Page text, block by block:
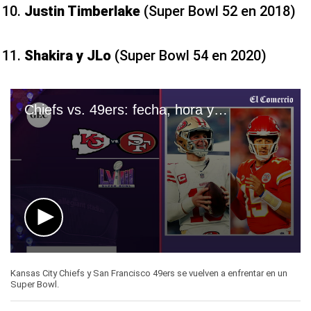
Justin Timberlake (Super Bowl 52 en 2018)
Shakira y JLo (Super Bowl 54 en 2020)
Chiefs vs. 49ers: fecha, hora y canales de TV para ver Super Bowl 2024
seconds
of
1
minute,
Kansas City Chiefs y San Francisco 49ers se vuelven a enfrentar en un
Super Bowl.